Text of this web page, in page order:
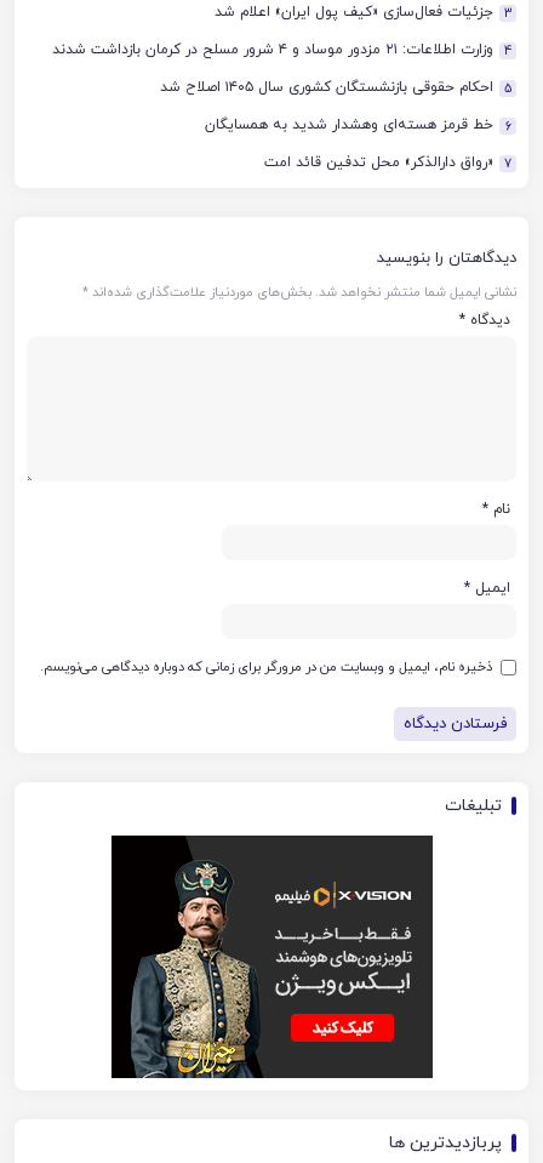
3 جزئیات فعال‌سازی «کیف پول ایران» اعلام شد
4 وزارت اطلاعات: ۲۱ مزدور موساد و ۴ شرور مسلح در کرمان بازداشت شدند
5 احکام حقوقی بازنشستگان کشوری سال ۱۴۰۵ اصلاح شد
6 خط قرمز هسته‌ای وهشدار شدید به همسایگان
7 «رواق دارالذکر» محل تدفین قائد امت
دیدگاهتان را بنویسید
نشانی ایمیل شما منتشر نخواهد شد. بخش‌های موردنیاز علامت‌گذاری شده‌اند*
دیدگاه *
نام *
ایمیل *
ذخیره نام، ایمیل و وبسایت من در مرورگر برای زمانی که دوباره دیدگاهی می‌نویسم.
تبلیغات
پربازدیدترین ها